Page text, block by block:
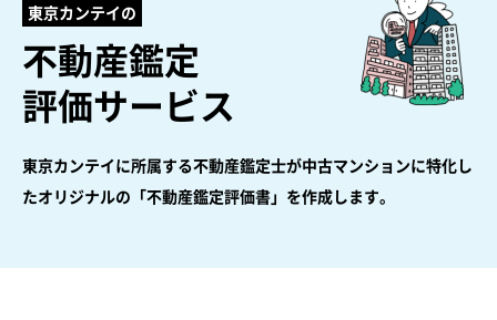
東京カンテイの
不動産鑑定
評価サービス
東京カンテイに所属する不動産鑑定士が中古マンションに特化し
たオリジナルの「不動産鑑定評価書」を作成します。